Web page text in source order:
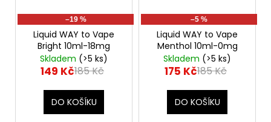
–19 %
Liquid WAY to Vape
Bright 10ml-18mg
Skladem (>5 ks)
149 Kč185 Kč
DO KOŠÍKU
–5 %
Liquid WAY to Vape
Menthol 10ml-0mg
Skladem (>5 ks)
175 Kč185 Kč
DO KOŠÍKU